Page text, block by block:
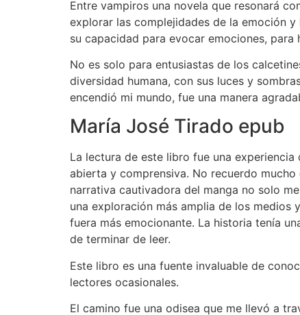
Entre vampiros una novela que resonará
explorar las complejidades de la emoción
su capacidad para evocar emociones,
No es solo para entusiastas de los
diversidad humana, con sus luces y
encendió mi mundo, fue una manera
María José Tirado epub
La lectura de este libro fue una
abierta y comprensiva. No recuerdo
narrativa cautivadora del manga no solo
una exploración más amplia de los medios
fuera más emocionante. La historia tenía
de terminar de leer.
Este libro es una fuente invaluable de
lectores ocasionales.
El camino fue una odisea que me llevó a